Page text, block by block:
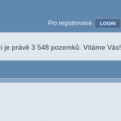
Pro registrované LOGIN
je právě 3 548 pozemků. Vítáme Vás!